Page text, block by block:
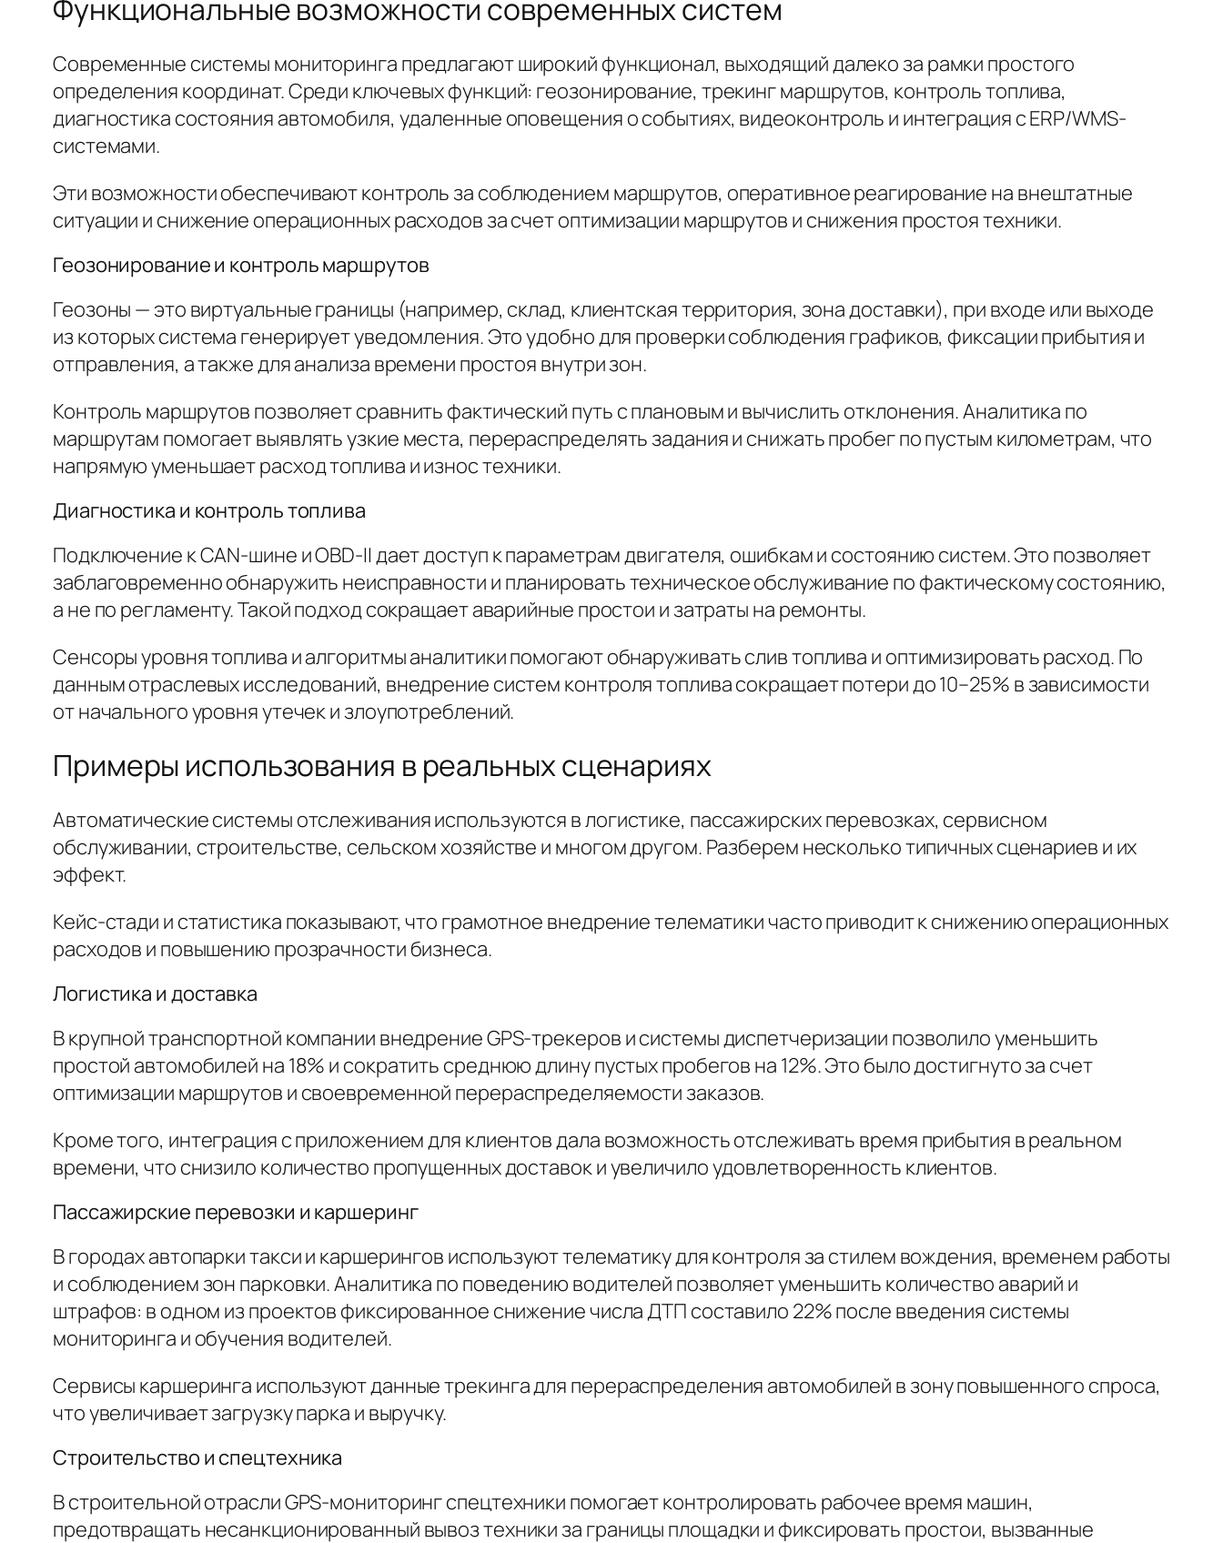
Функциональные возможности современных систем
Современные системы мониторинга предлагают широкий функционал, выходящий далеко за рамки простого
определения координат. Среди ключевых функций: геозонирование, трекинг маршрутов, контроль топлива,
диагностика состояния автомобиля, удаленные оповещения о событиях, видеоконтроль и интеграция с ERP/WMS-
системами.
Эти возможности обеспечивают контроль за соблюдением маршрутов, оперативное реагирование на внештатные
ситуации и снижение операционных расходов за счет оптимизации маршрутов и снижения простоя техники.
Геозонирование и контроль маршрутов
Геозоны — это виртуальные границы (например, склад, клиентская территория, зона доставки), при входе или выходе
из которых система генерирует уведомления. Это удобно для проверки соблюдения графиков, фиксации прибытия и
отправления, а также для анализа времени простоя внутри зон.
Контроль маршрутов позволяет сравнить фактический путь с плановым и вычислить отклонения. Аналитика по
маршрутам помогает выявлять узкие места, перераспределять задания и снижать пробег по пустым километрам, что
напрямую уменьшает расход топлива и износ техники.
Диагностика и контроль топлива
Подключение к CAN-шине и OBD-II дает доступ к параметрам двигателя, ошибкам и состоянию систем. Это позволяет
заблаговременно обнаружить неисправности и планировать техническое обслуживание по фактическому состоянию,
а не по регламенту. Такой подход сокращает аварийные простои и затраты на ремонты.
Сенсоры уровня топлива и алгоритмы аналитики помогают обнаруживать слив топлива и оптимизировать расход. По
данным отраслевых исследований, внедрение систем контроля топлива сокращает потери до 10–25% в зависимости
от начального уровня утечек и злоупотреблений.
Примеры использования в реальных сценариях
Автоматические системы отслеживания используются в логистике, пассажирских перевозках, сервисном
обслуживании, строительстве, сельском хозяйстве и многом другом. Разберем несколько типичных сценариев и их
эффект.
Кейс-стади и статистика показывают, что грамотное внедрение телематики часто приводит к снижению операционных
расходов и повышению прозрачности бизнеса.
Логистика и доставка
В крупной транспортной компании внедрение GPS-трекеров и системы диспетчеризации позволило уменьшить
простой автомобилей на 18% и сократить среднюю длину пустых пробегов на 12%. Это было достигнуто за счет
оптимизации маршрутов и своевременной перераспределяемости заказов.
Кроме того, интеграция с приложением для клиентов дала возможность отслеживать время прибытия в реальном
времени, что снизило количество пропущенных доставок и увеличило удовлетворенность клиентов.
Пассажирские перевозки и каршеринг
В городах автопарки такси и каршерингов используют телематику для контроля за стилем вождения, временем работы
и соблюдением зон парковки. Аналитика по поведению водителей позволяет уменьшить количество аварий и
штрафов: в одном из проектов фиксированное снижение числа ДТП составило 22% после введения системы
мониторинга и обучения водителей.
Сервисы каршеринга используют данные трекинга для перераспределения автомобилей в зону повышенного спроса,
что увеличивает загрузку парка и выручку.
Строительство и спецтехника
В строительной отрасли GPS-мониторинг спецтехники помогает контролировать рабочее время машин,
предотвращать несанкционированный вывоз техники за границы площадки и фиксировать простои, вызванные